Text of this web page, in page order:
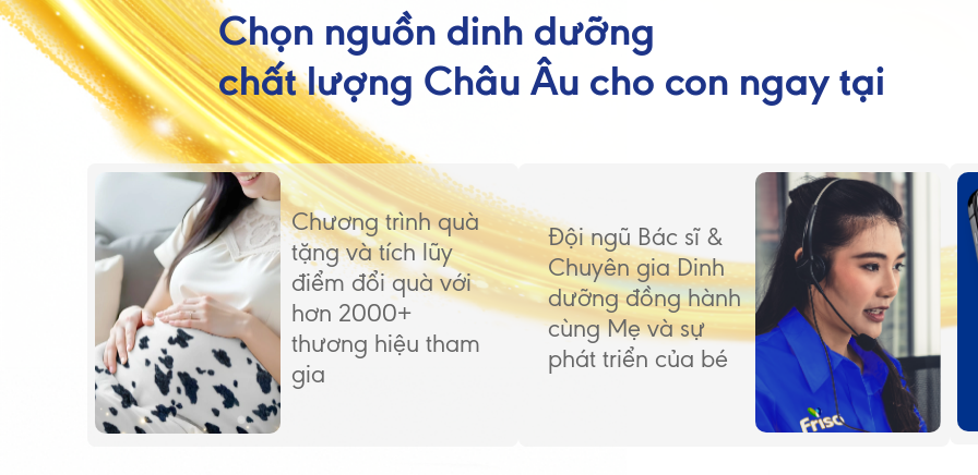
Chọn nguồn dinh dưỡng
chất lượng Châu Âu cho con ngay tại
Chương trình quà
tặng và tích lũy
điểm đổi quà với
hơn 2000+
thương hiệu tham
gia
Đội ngũ Bác sĩ &
Chuyên gia Dinh
dưỡng đồng hành
cùng Mẹ và sự
phát triển của bé